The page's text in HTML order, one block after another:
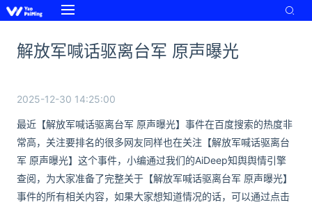
解放军喊话驱离台军 原声曝光
2025-12-30 14:25:00
最近【解放军喊话驱离台军 原声曝光】事件在百度搜索的热度非
常高，关注要排名的很多网友同样也在关注【解放军喊话驱离台
军 原声曝光】这个事件，小编通过我们的AiDeep知舆舆情引擎
查阅，为大家准备了完整关于【解放军喊话驱离台军 原声曝光】
事件的所有相关内容，如果大家想知道情况的话，可以通过点击